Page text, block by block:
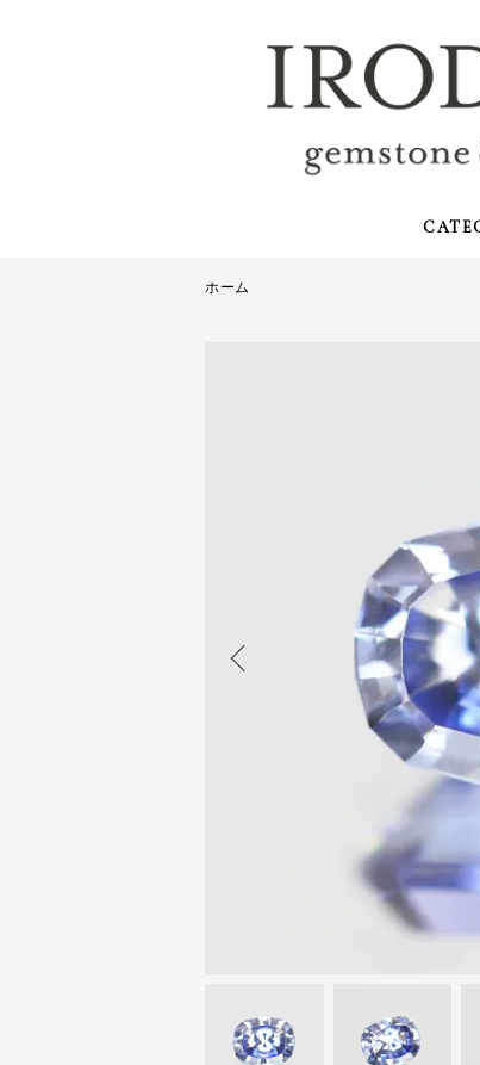
ホーム